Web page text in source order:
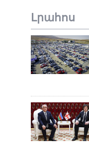
Լրահոս